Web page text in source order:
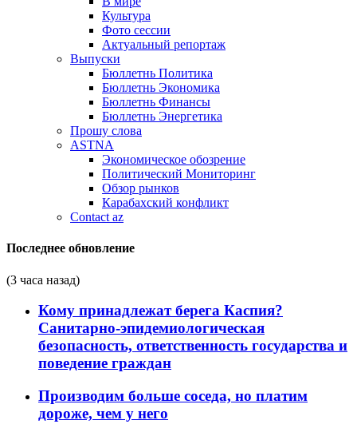
Культура
Фото сессии
Актуальный репортаж
Выпуски
Бюллетнь Политика
Бюллетнь Экономика
Бюллетнь Финансы
Бюллетнь Энергетика
Прошу слова
ASTNA
Экономическое обозрение
Политический Мониторинг
Обзор рынков
Карабахский конфликт
Contact az
Последнее обновление
(3 часа назад)
Кому принадлежат берега Каспия?
Санитарно-эпидемиологическая
безопасность, ответственность государства и
поведение граждан
Производим больше соседа, но платим
дороже, чем у него